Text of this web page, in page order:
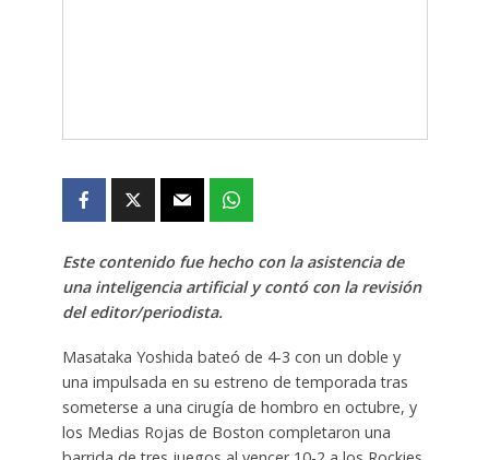
Este contenido fue hecho con la asistencia de
una inteligencia artificial y contó con la revisión
del editor/periodista.
Masataka Yoshida bateó de 4-3 con un doble y
una impulsada en su estreno de temporada tras
someterse a una cirugía de hombro en octubre, y
los Medias Rojas de Boston completaron una